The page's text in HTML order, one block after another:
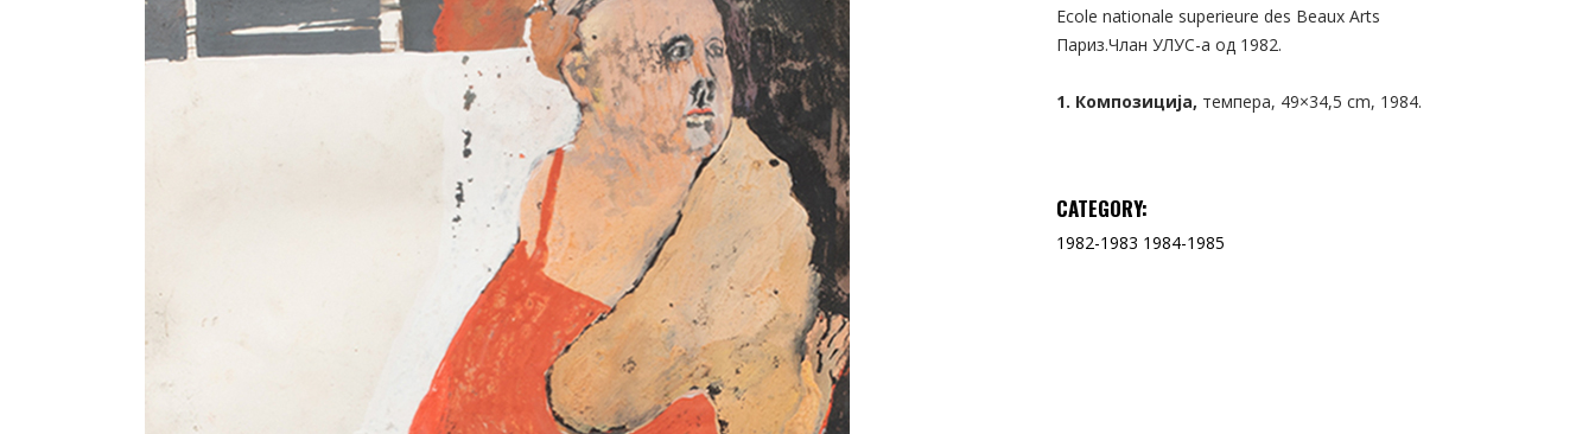
Ecole nationale superieure des Beaux Arts
Париз.Члан УЛУС-а од 1982.
1. Композиција, темпера, 49×34,5 cm, 1984.
CATEGORY:
1982-1983 1984-1985